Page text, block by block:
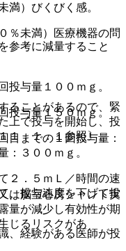
満）びくびく感。
％未満）医療機器の問
ることがあるので、緊
上で投与を開始し、投
１．１．１参照〕。
は脳室心房シャント実
量が減少し有効性が期
じるリスクがあ
参考に減量すること
与量１００ｍｇ。
与量１５０ｍｇ。
までの１回投与量：
：３００ｍｇ。
２．５ｍＬ／時間の速
、投与速度を下げて投
、経験がある医師が投